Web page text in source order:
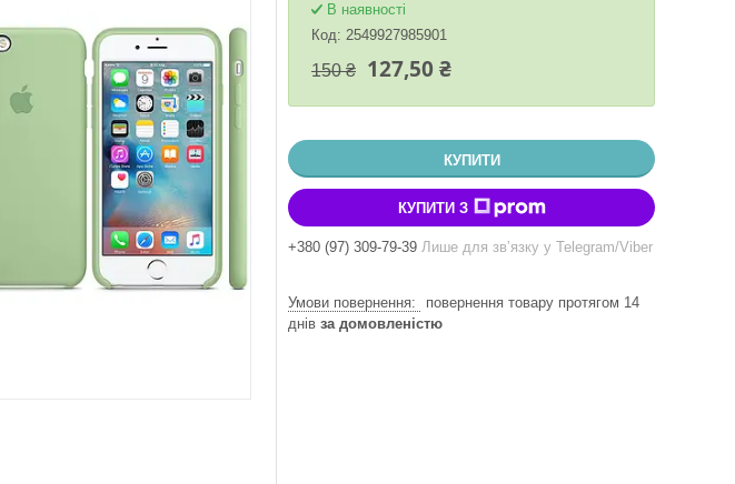
В наявності
Код: 2549927985901
150 ₴ 127,50 ₴
КУПИТИ
КУПИТИ З
+380 (97) 309-79-39 Лише для звʼязку у Telegram/Viber
повернення товару протягом 14
днів за домовленістю